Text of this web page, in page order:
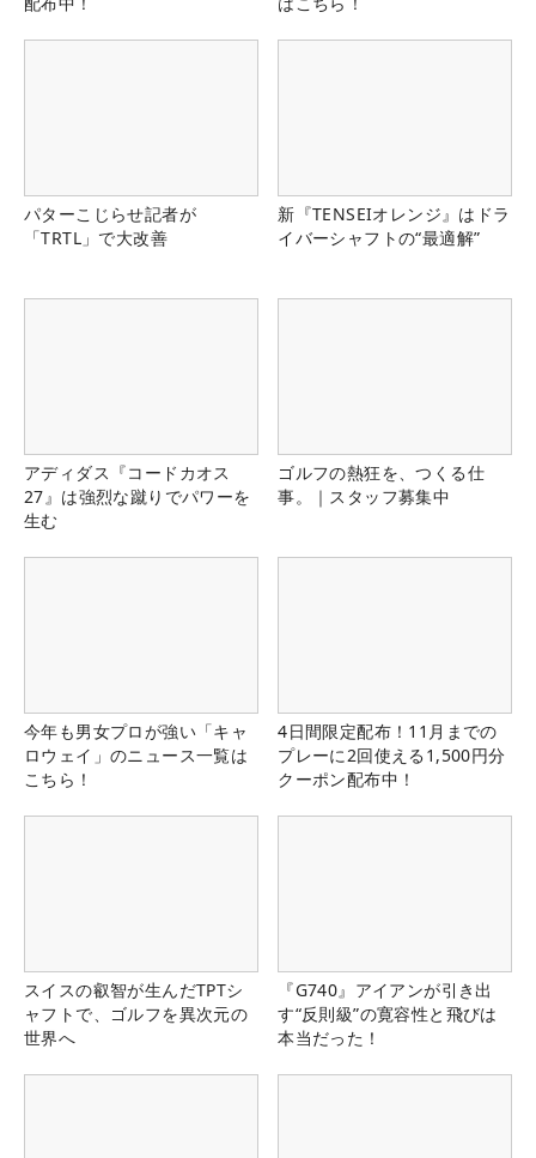
パターこじらせ記者が
「TRTL」で大改善
新『TENSEIオレンジ』はドラ
イバーシャフトの“最適解”
アディダス『コードカオス
27』は強烈な蹴りでパワーを
生む
ゴルフの熱狂を、つくる仕
事。｜スタッフ募集中
今年も男女プロが強い「キャ
ロウェイ」のニュース一覧は
こちら！
4日間限定配布！11月までの
プレーに2回使える1,500円分
クーポン配布中！
スイスの叡智が生んだTPTシ
ャフトで、ゴルフを異次元の
世界へ
『G740』アイアンが引き出
す“反則級”の寛容性と飛びは
本当だった！